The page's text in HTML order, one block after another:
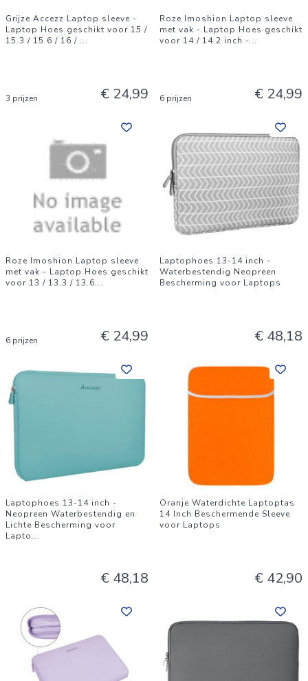
Grijze Accezz Laptop sleeve -
Laptop Hoes geschikt voor 15 /
15.3 / 15.6 / 16 / ...
3 prijzen € 24,99
Roze Imoshion Laptop sleeve
met vak - Laptop Hoes geschikt
voor 14 / 14.2 inch -...
6 prijzen € 24,99
Roze Imoshion Laptop sleeve
met vak - Laptop Hoes geschikt
voor 13 / 13.3 / 13.6...
6 prijzen € 24,99
Laptophoes 13-14 inch -
Waterbestendig Neopreen
Bescherming voor Laptops
€ 48,18
Laptophoes 13-14 inch -
Neopreen Waterbestendig en
Lichte Bescherming voor
Lapto...
€ 48,18
Oranje Waterdichte Laptoptas
14 Inch Beschermende Sleeve
voor Laptops
€ 42,90